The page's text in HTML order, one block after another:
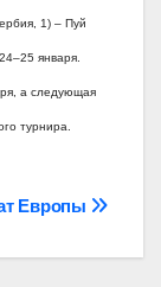
1) – Пуй
января.
а следующая
турнира.
Европы